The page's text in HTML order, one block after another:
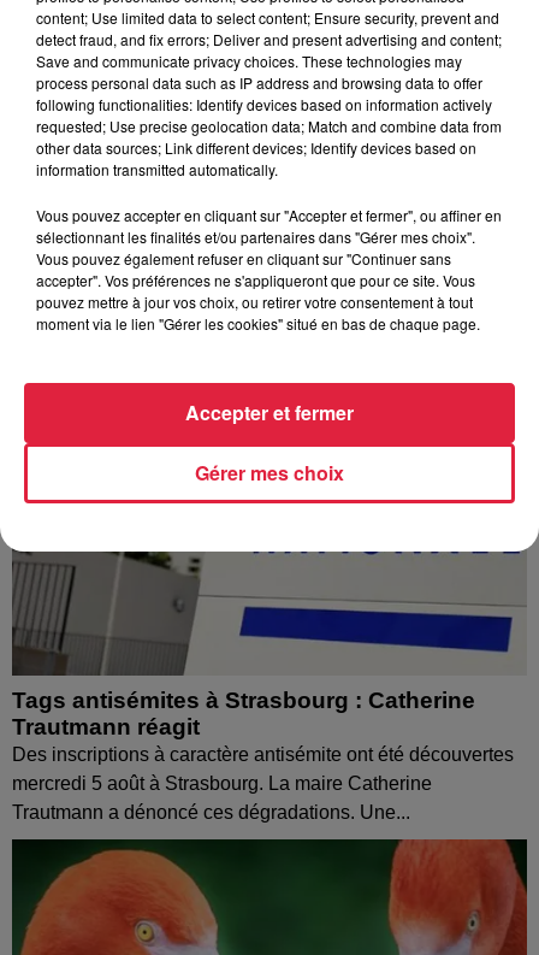
À Hoerdt, de l’eau brune sort des robinets
l’eau brune s’écouler de leurs robinets. Face aux
nombreuses interrogations, la municipalité a pris...
Tags antisémites à Strasbourg : Catherine
Trautmann réagit
Des inscriptions à caractère antisémite ont été découvertes
mercredi 5 août à Strasbourg. La maire Catherine
Trautmann a dénoncé ces dégradations. Une...
content; Use limited data to select content; Ensure security, prevent and
detect fraud, and fix errors; Deliver and present advertising and content;
Save and communicate privacy choices. These technologies may
process personal data such as IP address and browsing data to offer
following functionalities: Identify devices based on information actively
requested; Use precise geolocation data; Match and combine data from
other data sources; Link different devices; Identify devices based on
information transmitted automatically.
Vous pouvez accepter en cliquant sur "Accepter et fermer", ou affiner en
sélectionnant les finalités et/ou partenaires dans "Gérer mes choix".
Vous pouvez également refuser en cliquant sur "Continuer sans
accepter". Vos préférences ne s'appliqueront que pour ce site. Vous
pouvez mettre à jour vos choix, ou retirer votre consentement à tout
moment via le lien "Gérer les cookies" situé en bas de chaque page.
Gérer mes choix
Accepter et fermer